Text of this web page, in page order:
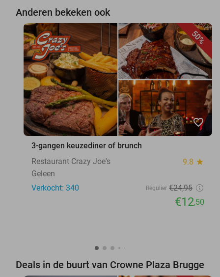
Anderen bekeken ook
50%
favorite_border
3-gangen keuzediner of brunch
Restaurant Crazy Joe's
9.8 star
Geleen
Verkocht: 340
Regulier €24,95
€12,50
Deals in de buurt van Crowne Plaza Brugge